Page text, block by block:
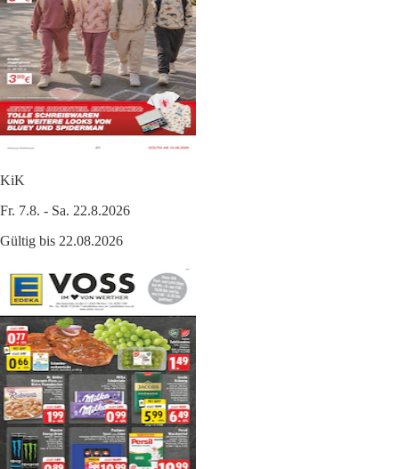
KiK
Fr. 7.8. - Sa. 22.8.2026
Gültig bis 22.08.2026